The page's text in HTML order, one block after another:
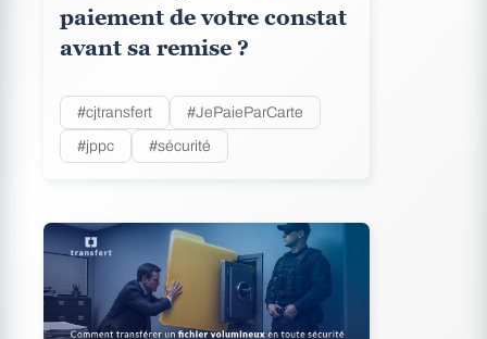
paiement de votre constat
avant sa remise ?
#cjtransfert #JePaieParCarte
#jppc #sécurité